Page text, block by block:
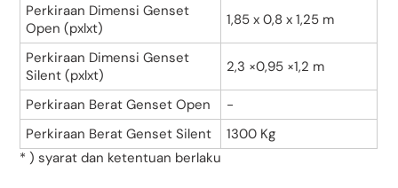
Perkiraan Dimensi Genset
Open (pxlxt)
1,85 x 0,8 x 1,25 m
Perkiraan Dimensi Genset
Silent (pxlxt)
2,3 ×0,95 ×1,2 m
Perkiraan Berat Genset Open
-
Perkiraan Berat Genset Silent
1300 Kg
* ) syarat dan ketentuan berlaku